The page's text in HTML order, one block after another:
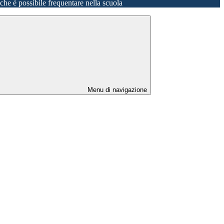
è possibile frequentare nella scuola
Menu di navigazione